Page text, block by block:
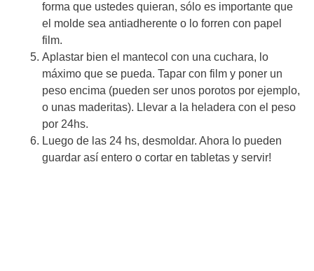
forma que ustedes quieran, sólo es importante que
el molde sea antiadherente o lo forren con papel
film.
Aplastar bien el mantecol con una cuchara, lo
máximo que se pueda. Tapar con film y poner un
peso encima (pueden ser unos porotos por ejemplo,
o unas maderitas). Llevar a la heladera con el peso
por 24hs.
Luego de las 24 hs, desmoldar. Ahora lo pueden
guardar así entero o cortar en tabletas y servir!